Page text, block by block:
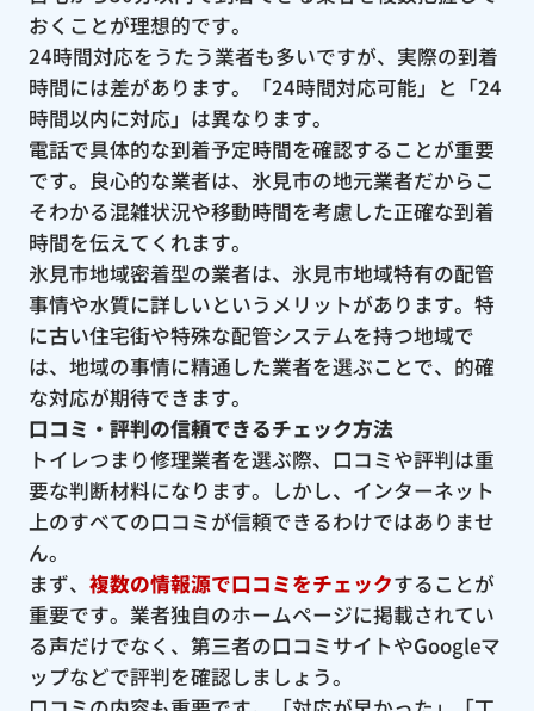
おくことが理想的です。
24時間対応をうたう業者も多いですが、実際の到着
時間には差があります。「24時間対応可能」と「24
時間以内に対応」は異なります。
電話で具体的な到着予定時間を確認することが重要
です。良心的な業者は、氷見市の地元業者だからこ
そわかる混雑状況や移動時間を考慮した正確な到着
時間を伝えてくれます。
氷見市地域密着型の業者は、氷見市地域特有の配管
事情や水質に詳しいというメリットがあります。特
に古い住宅街や特殊な配管システムを持つ地域で
は、地域の事情に精通した業者を選ぶことで、的確
な対応が期待できます。
口コミ・評判の信頼できるチェック方法
トイレつまり修理業者を選ぶ際、口コミや評判は重
要な判断材料になります。しかし、インターネット
上のすべての口コミが信頼できるわけではありませ
ん。
まず、 複数の情報源で口コミをチェックすることが
重要です。業者独自のホームページに掲載されてい
る声だけでなく、第三者の口コミサイトやGoogleマ
ップなどで評判を確認しましょう。